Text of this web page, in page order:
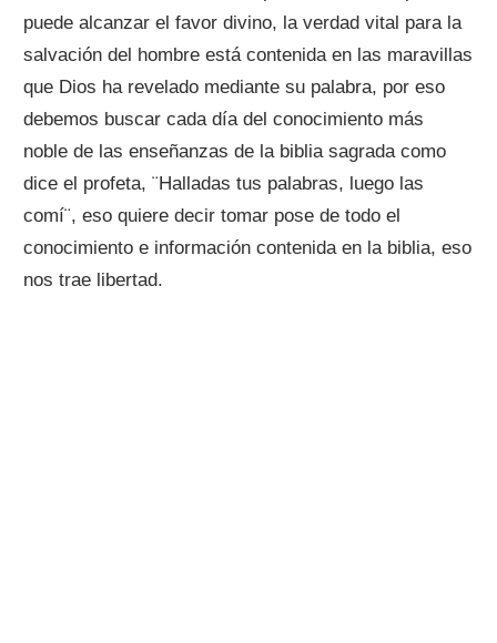
puede alcanzar el favor divino, la verdad vital para la
salvación del hombre está contenida en las maravillas
que Dios ha revelado mediante su palabra, por eso
debemos buscar cada día del conocimiento más
noble de las enseñanzas de la biblia sagrada como
dice el profeta, ¨Halladas tus palabras, luego las
comí¨, eso quiere decir tomar pose de todo el
conocimiento e información contenida en la biblia, eso
nos trae libertad.